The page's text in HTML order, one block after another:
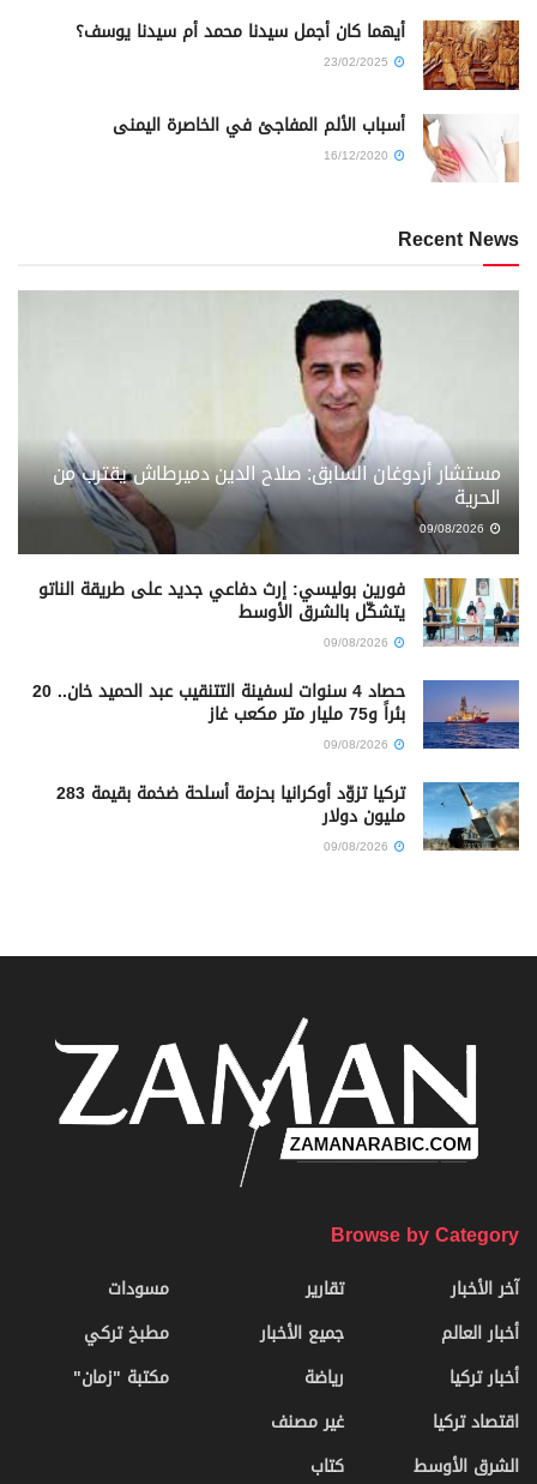
أيهما كان أجمل سيدنا محمد أم سيدنا يوسف؟
أسباب الألم المفاجئ في الخاصرة اليمنى
Recent News
مستشار أردوغان السابق: صلاح الدين دميرطاش يقترب من
الحرية
فورين بوليسي: إرث دفاعي جديد على طريقة الناتو
يتشكّل بالشرق الأوسط
حصاد 4 سنوات لسفينة التتنقيب عبد الحميد خان.. 20
بئراً و75 مليار متر مكعب غاز
تركيا تزوّد أوكرانيا بحزمة أسلحة ضخمة بقيمة 283
مليون دولار
Browse by Category
آخر الأخبار
أخبار العالم
أخبار تركيا
اقتصاد تركيا
الشرق الأوسط
تقارير
جميع الأخبار
رياضة
غير مصنف
كتاب
مسودات
مطبخ تركي
مكتبة "زمان"